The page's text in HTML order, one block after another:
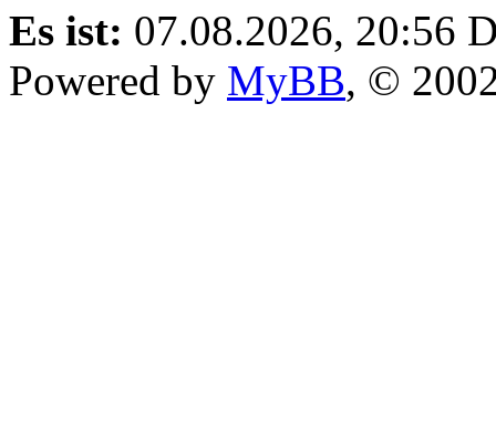
Es ist: 07.08.2026, 20:56
Powered by MyBB, ©